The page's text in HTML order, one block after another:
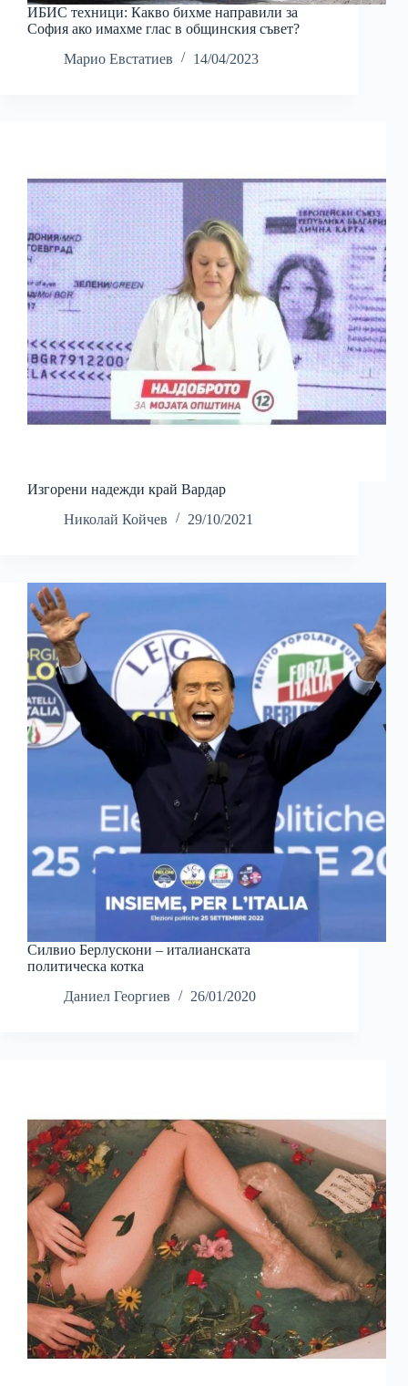
ИБИС техници: Какво бихме направили за
София ако имахме глас в общинския съвет?
Марио Евстатиев
14/04/2023
Изгорени надежди край Вардар
Николай Койчев
29/10/2021
Силвио Берлускони – италианската
политическа котка
Даниел Георгиев
26/01/2020